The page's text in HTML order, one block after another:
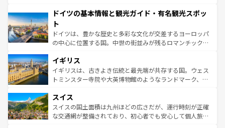
せる。地方によって風土や気候が異なるスペインはその個
ンテンツ一覧 を参照してほしい。
で、幅広い魅力が詰まっている。華麗な宮殿、歴史的な大
聖堂、美しいビーチ、そして豊かな自然が、訪れる者を心
から魅了する。また、フランスは美食の国としても知ら
れ、フランス料理はユネスコ無形文化遺産にも登録されて
香り高いラベンダー畑など、多彩な楽しみ方が可能だ。さ
らに、パリ以外の地域にも魅力が溢れており、どの街角に
も豊かな歴史と文化が息づいている。パリ以外の個性あふ
を参照してほしい。
ドイツの基本情報と観光ガイド・有名観光スポッ
ト
ドイツは、豊かな歴史と多彩な文化が交差するヨーロッパ
の中心に位置する国。中世の街並みが残るロマンチック街
顔を持つこの国は、どこを歩いても飽きることがない。ベ
ルリンの文化的活気、バイエルン州のアルプスの絶景、そ
してライン川沿いのワイン畑といった風景は必見。ビール
は、お酒好きな人にはぜひ体験してほしい。 なお、新着の
ドイツ情報はコンテンツ一覧を参照してほしい。
イギリス
イギリスは、古きよき伝統と最先端が共存する国。ウェス
トミンスター寺院や大英博物館のようなランドマーク、歴
リアごとに異なる魅力がある。また、優雅なアフタヌーン
ティー、ビール好きにはたまらない英国パブ、サッカー観
戦など、本場だからこそできる体験も豊富。イギリスを旅
スイス
スイスの国土面積は九州ほどの広さだが、運行時刻が正確
な交通網が整備されており、初心者でも安心して個人旅行